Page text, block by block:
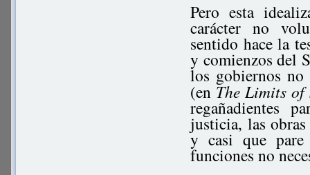
Pero esta
carácter no
sentido hace la
y comienzos del
los gobiernos no
(en The Limits of
regañadientes
justicia, las
y casi que pare
funciones no